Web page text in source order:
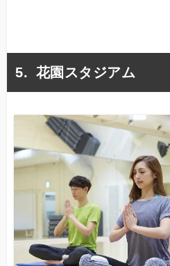
花園スタジアム